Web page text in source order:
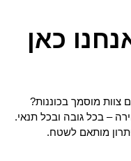
כאן
צוות מוסמך בכוננות?
– בכל גובה ובכל תנאי.
מותאם לשטח.